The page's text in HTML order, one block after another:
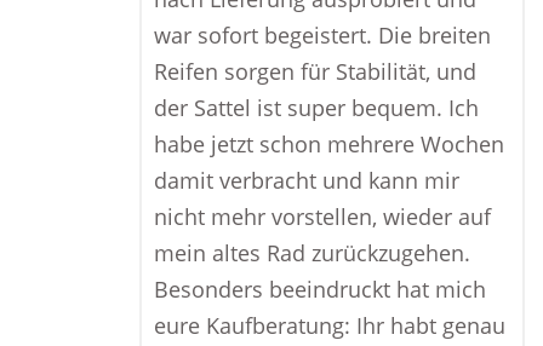
war sofort begeistert. Die breiten
Reifen sorgen für Stabilität, und
der Sattel ist super bequem. Ich
habe jetzt schon mehrere Wochen
damit verbracht und kann mir
nicht mehr vorstellen, wieder auf
mein altes Rad zurückzugehen.
Besonders beeindruckt hat mich
eure Kaufberatung: Ihr habt genau